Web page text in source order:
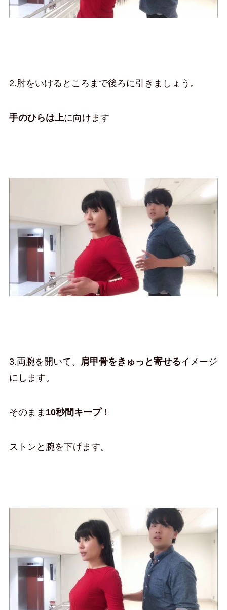
2.肘をいけるところまで後ろに引きましょう。
手のひらは上に向けます
3.両腕を開いて、 肩甲骨をきゅっと寄せるイメージ
にします。
そのまま 10秒間キープ！
ストンと腕を下げます。